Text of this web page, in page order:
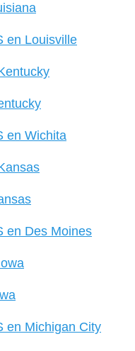
en Louisville
en Wichita
en Des Moines
en Michigan City